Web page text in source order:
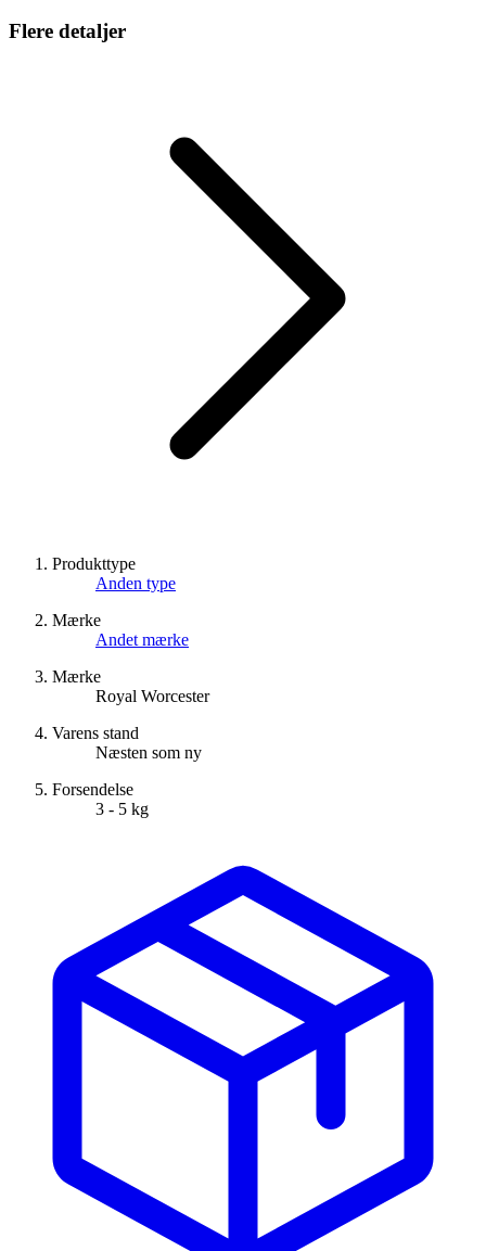
Flere detaljer
Produkttype
Anden type
Mærke
Andet mærke
Mærke
Royal Worcester
Varens stand
Næsten som ny
Forsendelse
3 - 5 kg